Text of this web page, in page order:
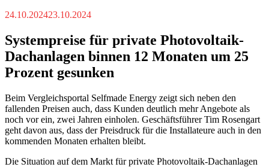
24.10.202423.10.2024
Systempreise für private Photovoltaik-
Dachanlagen binnen 12 Monaten um 25
Prozent gesunken
Beim Vergleichsportal Selfmade Energy zeigt sich neben den
fallenden Preisen auch, dass Kunden deutlich mehr Angebote als
noch vor ein, zwei Jahren einholen. Geschäftsführer Tim Rosengart
geht davon aus, dass der Preisdruck für die Installateure auch in den
kommenden Monaten erhalten bleibt.
Die Situation auf dem Markt für private Photovoltaik-Dachanlagen